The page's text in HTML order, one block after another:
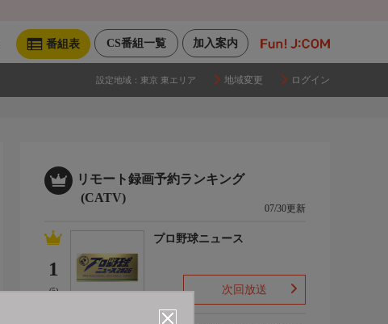
加入案内
CS番組一覧
番組表
設定地域： 東京 東エリア 地域変更 ログイン
リモート録画予約ランキング
(CATV)
07/30更新
1
(5)
プロ野球ニュース
次回放送